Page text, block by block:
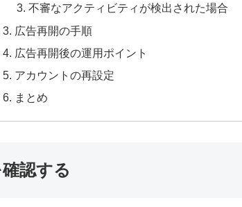
不審なアクティビティが検出された場合
広告再開の手順
広告再開後の運用ポイント
アカウントの再設定
まとめ
認する